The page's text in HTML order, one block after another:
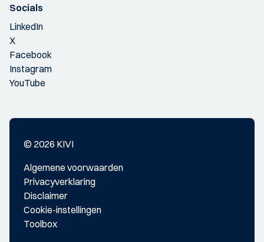
Socials
LinkedIn
X
Facebook
Instagram
YouTube
© 2026 KIVI
Algemene voorwaarden
Privacyverklaring
Disclaimer
Cookie-instellingen
Toolbox